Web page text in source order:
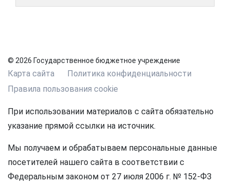
© 2026 Государственное бюджетное учреждение
Карта сайта
Политика конфиденциальности
Правила пользования cookie
При использовании материалов с сайта обязательно
указание прямой ссылки на источник.
Мы получаем и обрабатываем персональные данные
посетителей нашего сайта в соответствии с
Федеральным законом от 27 июля 2006 г. № 152-ФЗ